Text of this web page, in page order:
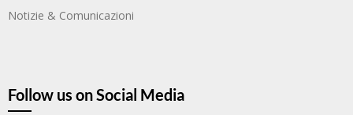
Notizie & Comunicazioni
Follow us on Social Media